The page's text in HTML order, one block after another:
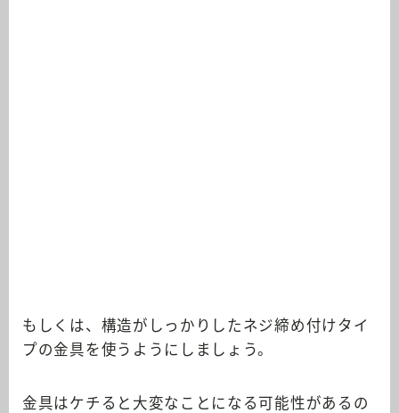
もしくは、構造がしっかりしたネジ締め付けタイ
プの金具を使うようにしましょう。
金具はケチると大変なことになる可能性があるの